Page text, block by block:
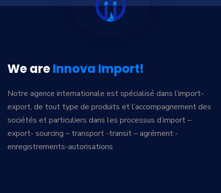
We areInnova Import!
Notre agence internationale est spécialisé dans l’import-
export, de tout type de produits et l’accompagnement des
sociétés et particuliers dans les processus d’import –
export- sourcing – transport -transit – agrément -
enregistrements-autorisations